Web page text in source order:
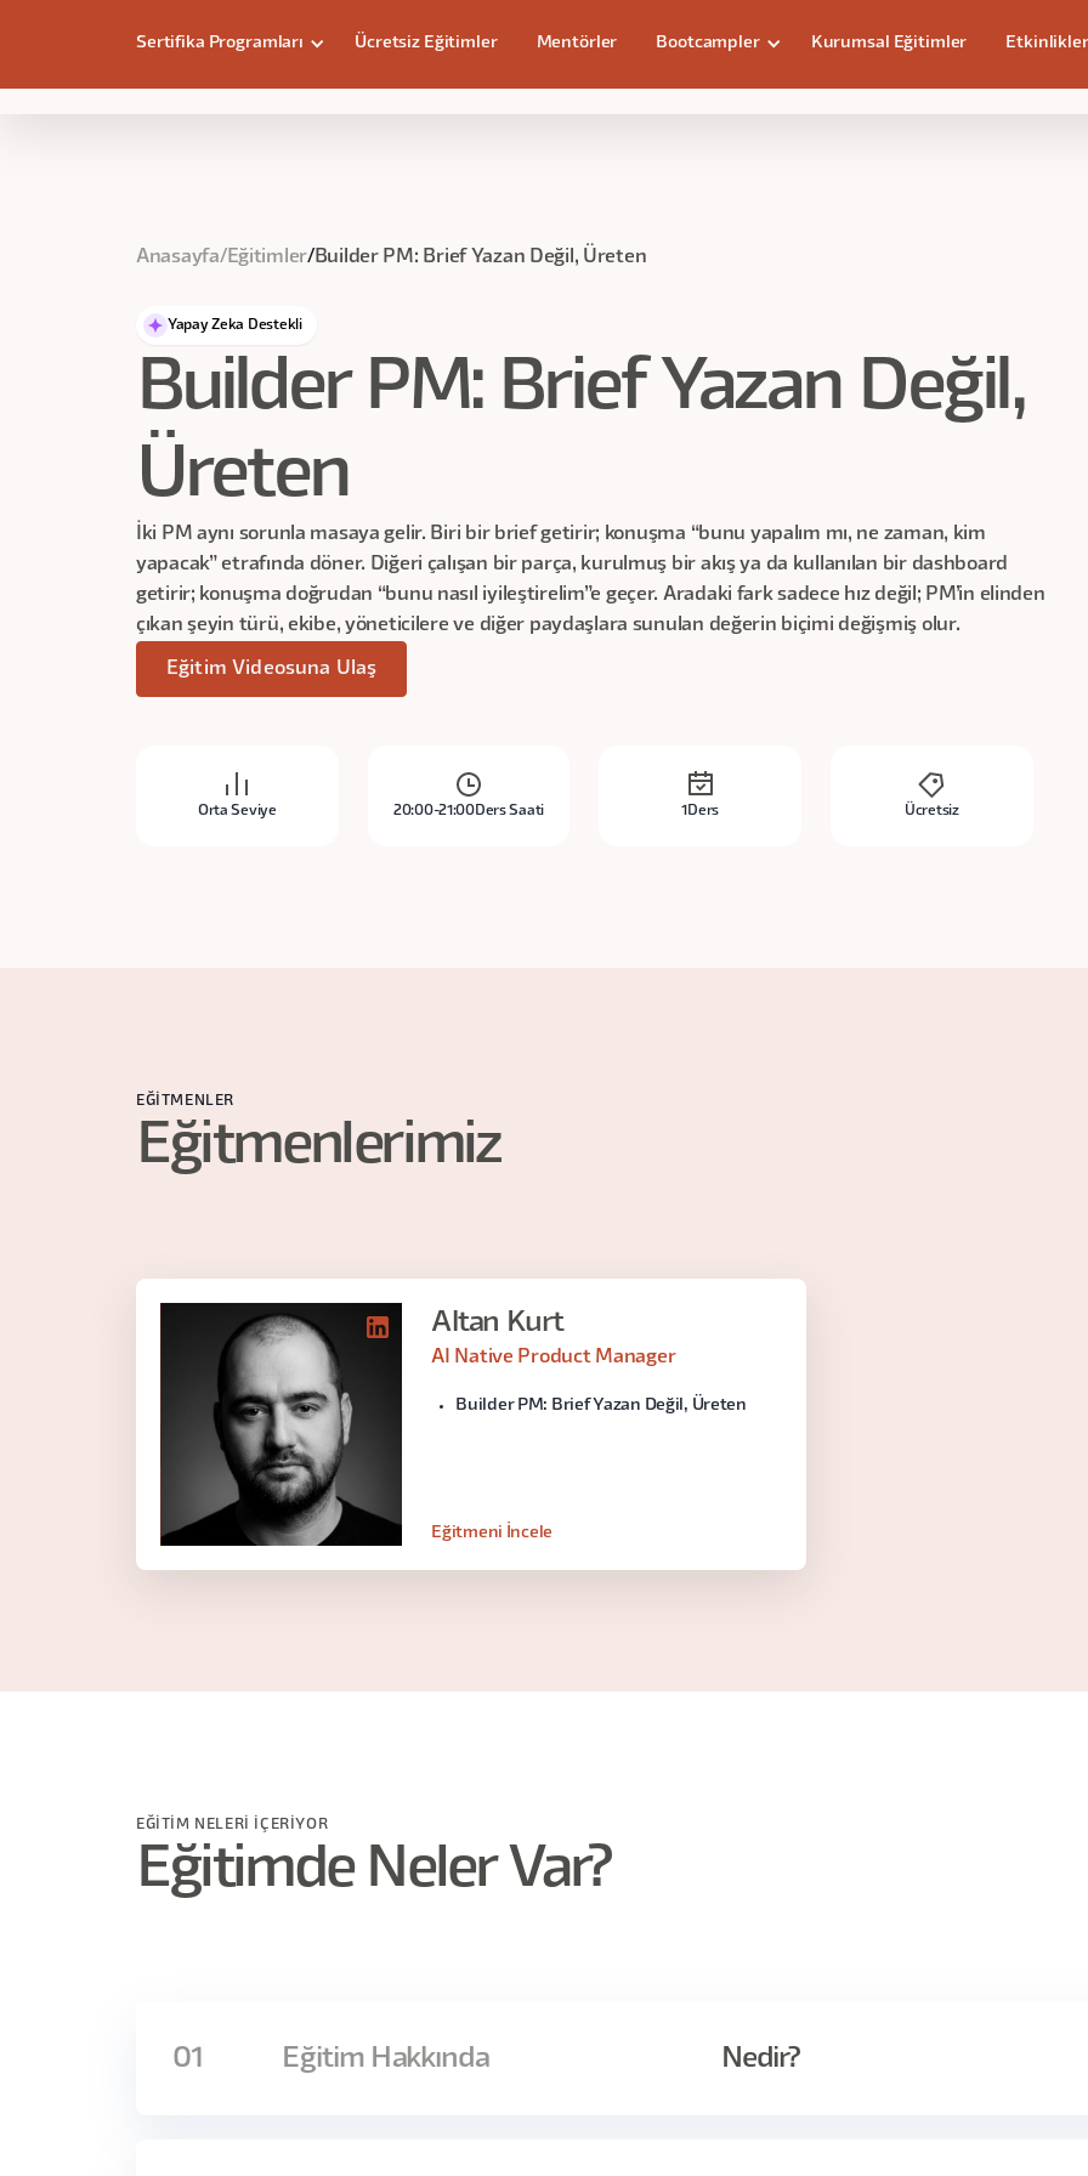
Builder PM: Brief Yazan Değil, Üreten
Sertifika Programları Ücretsiz Eğitimler Mentörler Bootcampler Kurumsal Eğitimler Etkinlikler
Anasayfa/ Eğitimler/Builder PM: Brief Yazan Değil, Üreten
Yapay Zeka Destekli
Builder PM: Brief Yazan Değil,
Üreten
İki PM aynı sorunla masaya gelir. Biri bir brief getirir; konuşma “bunu yapalım mı, ne zaman, kim
yapacak” etrafında döner. Diğeri çalışan bir parça, kurulmuş bir akış ya da kullanılan bir dashboard
getirir; konuşma doğrudan “bunu nasıl iyileştirelim”e geçer. Aradaki fark sadece hız değil; PM’in elinden
çıkan şeyin türü, ekibe, yöneticilere ve diğer paydaşlara sunulan değerin biçimi değişmiş olur.
Eğitim Videosuna Ulaş
Orta Seviye 20:00-21:00Ders Saati 1 Ders Ücretsiz
EĞITMENLER
Eğitmenlerimiz
Altan Kurt
AI Native Product Manager
Builder PM: Brief Yazan Değil, Üreten
Eğitmeni İncele
EĞİTİM NELERİ İÇERİYOR
Eğitimde Neler Var?
01 Eğitim Hakkında Nedir?